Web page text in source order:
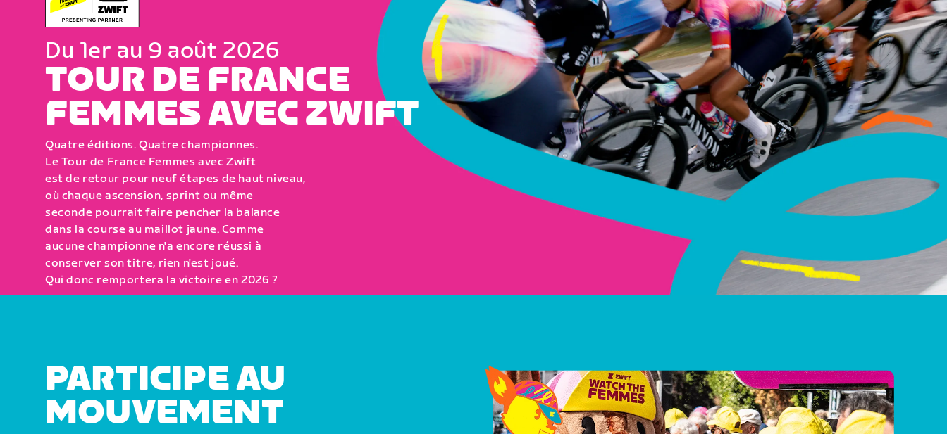
Du 1er au 9 août 2026
TOUR DE FRANCE
FEMMES AVEC ZWIFT
Quatre éditions. Quatre championnes.
Le Tour de France Femmes avec Zwift
est de retour pour neuf étapes de haut niveau,
où chaque ascension, sprint ou même
seconde pourrait faire pencher la balance
dans la course au maillot jaune. Comme
aucune championne n'a encore réussi à
conserver son titre, rien n'est joué.
Qui donc remportera la victoire en 2026 ?
PARTICIPE AU
MOUVEMENT